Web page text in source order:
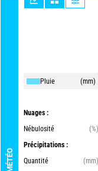
MÉTÉO
Pluie (mm)
Nuages :
Nébulosité
(%)
Précipitations :
Quantité
(mm)